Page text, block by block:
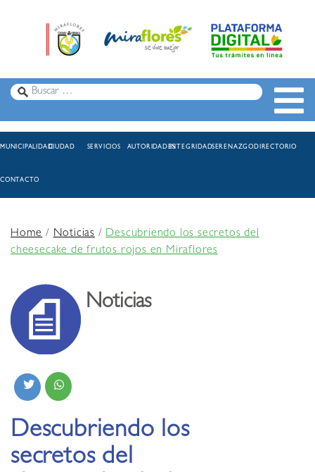
MUNICIPALIDADCIUDAD SERVICIOS AUTORIDADESINTEGRIDADSERENAZGODIRECTORIO
CONTACTO
Home/Noticias /Descubriendo los secretos del
cheesecake de frutos rojos en Miraflores
Noticias
Descubriendo los
secretos del